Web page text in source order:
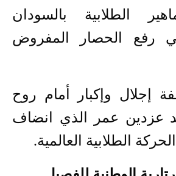
الطلابية بالسودان
رفع الحصار المفروض
إجلال وإكبار أمام روح
عزدين عمر الذي انضاف
الطلابية العالمية.